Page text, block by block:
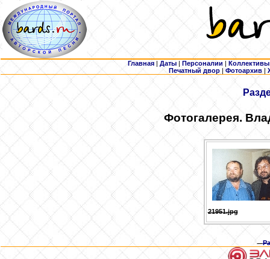
Главная | Даты | Персоналии | Коллективы
Печатный двор |Фотоархив |
Фотогалерея.
21951.jpg